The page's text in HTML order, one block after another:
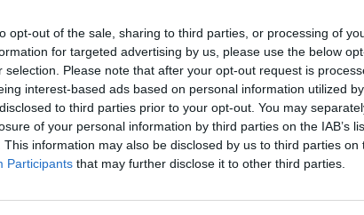
opt-out of the sale, sharing to third parties, or processing of
for targeted advertising by us, please use the below
selection. Please note that after your opt-out request is
interest-based ads based on personal information utilized
to third parties prior to your opt-out. You may
of your personal information by third parties on the IAB’s
This information may also be disclosed by us to third parties on
Participants that may further disclose it to other third parties.
Ajax en FC Twente in Europa
"Kampioen met Jong Ajax"
geschiedenis met rode kaart in WK-finale
League? Dit zijn de belangrijke data
terugkeer: NEC onderzoekt komst van Ajax-icoon